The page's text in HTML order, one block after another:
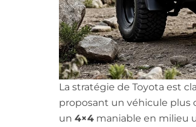
La stratégie de Toyota est
proposant un véhicule plus
un 4×4maniable en milieu